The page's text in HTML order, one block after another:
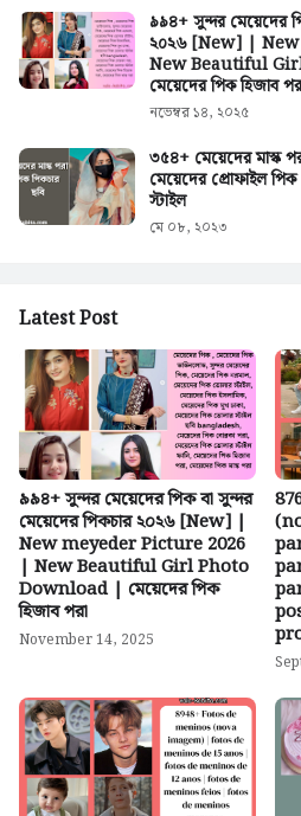
৯৯৪+ সুন্দর মেয়েদের
২০২৬ [New] |
New Beautiful
মেয়েদের পিক হিজাব
নভেম্বর ১৪, ২০২৫
৩৫৪+ মেয়েদের মাস্ক
মেয়েদের প্রোফাইল
স্টাইল
মে ০৮, ২০২৩
Latest Post
৯৯৪+ সুন্দর মেয়েদের পিক বা সুন্দর
মেয়েদের পিকচার ২০২৬ [New] |
New meyeder Picture 2026
| New Beautiful Girl Photo
Download | মেয়েদের পিক
হিজাব পরা
November 14, 2025